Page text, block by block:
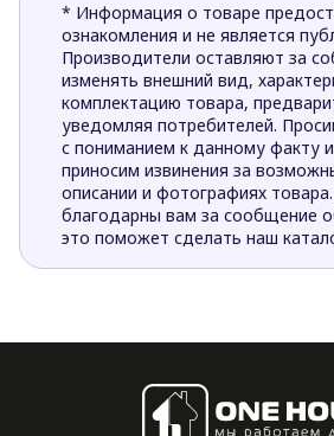
* Информация о товаре
ознакомления и не является
Производители оставляют за
изменять внешний вид,
комплектацию товара,
уведомляя потребителей.
с пониманием к данному факту
приносим извинения за
описании и фотографиях
благодарны вам за сообщение
это поможет сделать наш